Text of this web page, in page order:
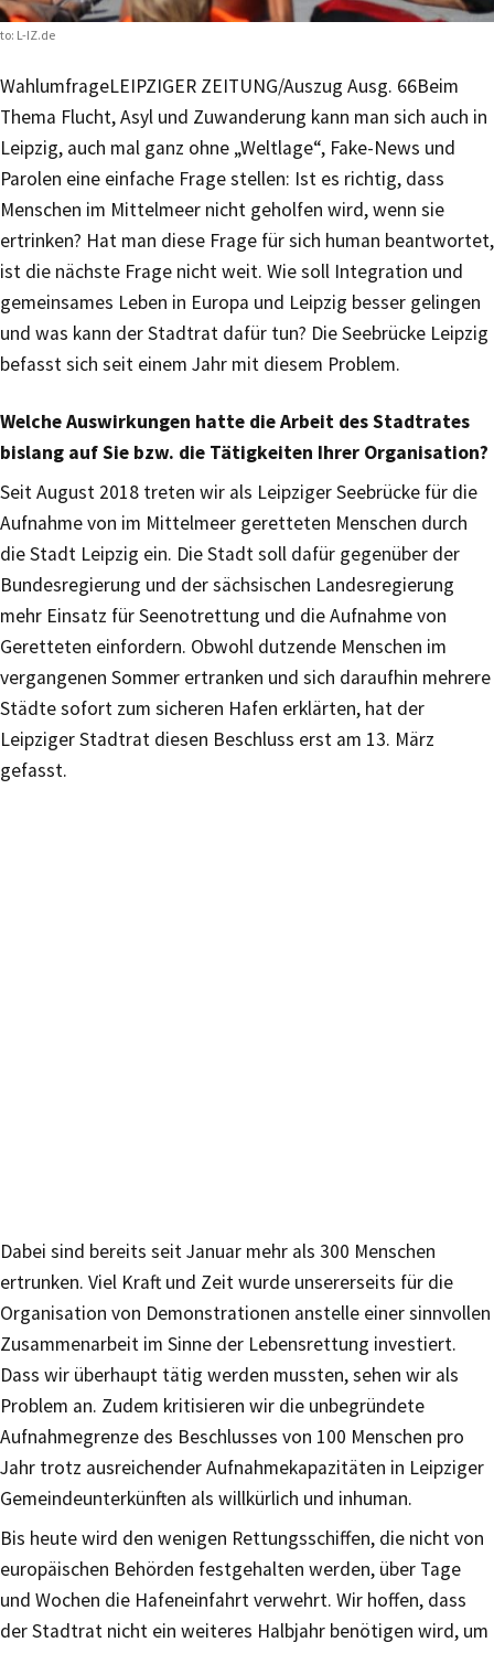
L-IZ.de
WahlumfrageLEIPZIGER ZEITUNG/Auszug Ausg. 66Beim
Thema Flucht, Asyl und Zuwanderung kann man sich auch in
Leipzig, auch mal ganz ohne „Weltlage“, Fake-News und
Parolen eine einfache Frage stellen: Ist es richtig, dass
Menschen im Mittelmeer nicht geholfen wird, wenn sie
ertrinken? Hat man diese Frage für sich human beantwortet,
ist die nächste Frage nicht weit. Wie soll Integration und
gemeinsames Leben in Europa und Leipzig besser gelingen
und was kann der Stadtrat dafür tun? Die Seebrücke Leipzig
befasst sich seit einem Jahr mit diesem Problem.
Welche Auswirkungen hatte die Arbeit des Stadtrates
bislang auf Sie bzw. die Tätigkeiten Ihrer Organisation?
Seit August 2018 treten wir als Leipziger Seebrücke für die
Aufnahme von im Mittelmeer geretteten Menschen durch
die Stadt Leipzig ein. Die Stadt soll dafür gegenüber der
Bundesregierung und der sächsischen Landesregierung
mehr Einsatz für Seenotrettung und die Aufnahme von
Geretteten einfordern. Obwohl dutzende Menschen im
vergangenen Sommer ertranken und sich daraufhin mehrere
Städte sofort zum sicheren Hafen erklärten, hat der
Leipziger Stadtrat diesen Beschluss erst am 13. März
gefasst.
Dabei sind bereits seit Januar mehr als 300 Menschen
ertrunken. Viel Kraft und Zeit wurde unsererseits für die
Organisation von Demonstrationen anstelle einer sinnvollen
Zusammenarbeit im Sinne der Lebensrettung investiert.
Dass wir überhaupt tätig werden mussten, sehen wir als
Problem an. Zudem kritisieren wir die unbegründete
Aufnahmegrenze des Beschlusses von 100 Menschen pro
Jahr trotz ausreichender Aufnahmekapazitäten in Leipziger
Gemeindeunterkünften als willkürlich und inhuman.
Bis heute wird den wenigen Rettungsschiffen, die nicht von
europäischen Behörden festgehalten werden, über Tage
und Wochen die Hafeneinfahrt verwehrt. Wir hoffen, dass
der Stadtrat nicht ein weiteres Halbjahr benötigen wird, um